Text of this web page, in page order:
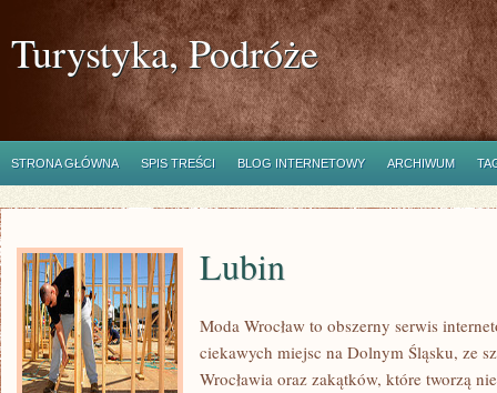
Turystyka, Podróże
STRONA GŁÓWNA SPIS TREŚCI BLOG INTERNETOWY ARCHIWUM
Lubin
Moda Wrocław to obszerny serwis
ciekawych miejsc na Dolnym Śląsku, ze
Wrocławia oraz zakątków, które tworzą